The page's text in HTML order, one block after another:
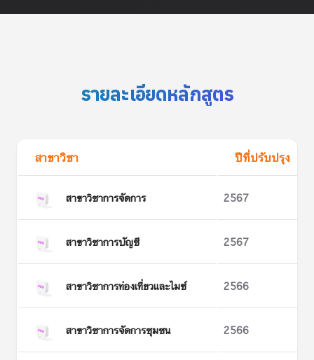
รายละเอียดหลักสูตร
สาขาวิชา ปีที่ปรับปรุง
สาขาวิชาการจัดการ 2567
สาขาวิชาการบัญชี 2567
สาขาวิชาการท่องเที่ยวและไมซ์ 2566
สาขาวิชาการจัดการชุมชน 2566